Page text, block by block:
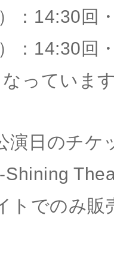
：14:30回
：14:30回
っていま
演日のチケ
Shining
トでのみ販